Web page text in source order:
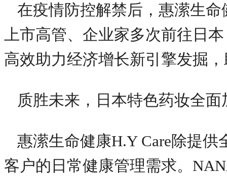
在疫情防控解禁后，惠潆生
上市高管、企业家多次前往日
高效助力经济增长新引擎发掘
质胜未来，日本特色药妆全面
惠潆生命健康H.Y Care除提
客户的日常健康管理需求。